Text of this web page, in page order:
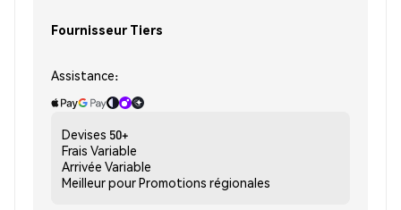
Fournisseur Tiers
Assistance:
Devises 50+
Frais Variable
Arrivée Variable
Meilleur pourPromotions régionales